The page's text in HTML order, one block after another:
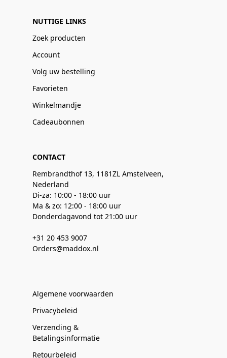
NUTTIGE LINKS
Zoek producten
Account
Volg uw bestelling
Favorieten
Winkelmandje
Cadeaubonnen
CONTACT
Rembrandthof 13, 1181ZL Amstelveen,
Nederland
Di-za: 10:00 - 18:00 uur
Ma & zo: 12:00 - 18:00 uur
Donderdagavond tot 21:00 uur
+31 20 453 9007
Orders@maddox.nl
Algemene voorwaarden
Privacybeleid
Verzending &
Betalingsinformatie
Retourbeleid